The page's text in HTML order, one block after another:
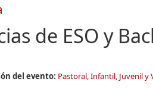
aquí
de ESO y
del evento: Pastoral, Infantil, Juvenil y